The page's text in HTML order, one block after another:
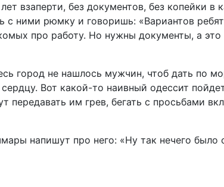
взаперти, без документов, без копейки в
ними рюмку и говоришь: «Вариантов
про работу. Но нужны документы, а это
город не нашлось мужчин, чтоб дать по
Вот какой-то наивный одессит
передавать им грев, бегать с просьбами
напишут про него: «Ну так нечего было